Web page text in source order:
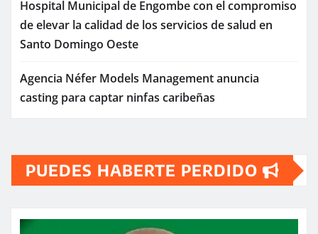
Hospital Municipal de Engombe con el compromiso
de elevar la calidad de los servicios de salud en
Santo Domingo Oeste
Agencia Néfer Models Management anuncia
casting para captar ninfas caribeñas
PUEDES HABERTE PERDIDO